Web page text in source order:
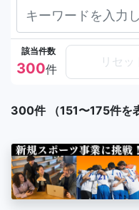
該当件数
300件
リセッ
300件 （151〜175件を